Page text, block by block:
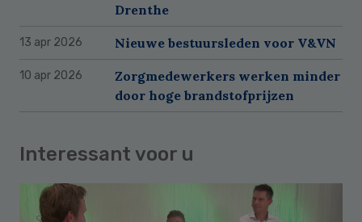
Drenthe
13 apr 2026 Nieuwe bestuursleden voor V&VN
10 apr 2026
Zorgmedewerkers werken minder
door hoge brandstofprijzen
Interessant voor u